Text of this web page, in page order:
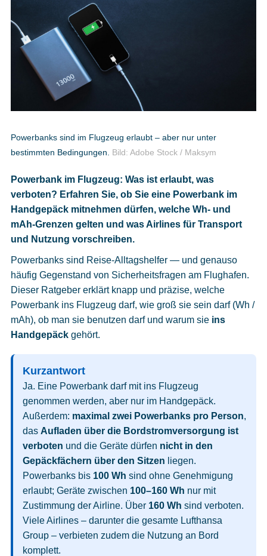
Impressum
Datenschutz
Cookies
Datenschutzeinstellungen
Powerbanks sind im Flugzeug erlaubt – aber nur unter
bestimmten Bedingungen.
Bild: Adobe Stock / Maksym
Powerbank im Flugzeug: Was ist erlaubt, was
verboten? Erfahren Sie, ob Sie eine Powerbank im
Handgepäck mitnehmen dürfen, welche Wh- und
mAh-Grenzen gelten und was Airlines für Transport
und Nutzung vorschreiben.
Powerbanks sind Reise-Alltagshelfer — und genauso
häufig Gegenstand von Sicherheitsfragen am Flughafen.
Dieser Ratgeber erklärt knapp und präzise, welche
Powerbank ins Flugzeug darf, wie groß sie sein darf (Wh /
mAh), ob man sie benutzen darf und warum sie ins
Handgepäckgehört.
Kurzantwort
Ja. Eine Powerbank darf mit ins Flugzeug
genommen werden, aber nur im Handgepäck.
Außerdem: maximal zwei Powerbanks pro Person,
das Aufladen über die Bordstromversorgung ist
verboten und die Geräte dürfen nicht in den
Gepäckfächern über den Sitzen liegen.
Powerbanks bis 100 Wh sind ohne Genehmigung
erlaubt; Geräte zwischen 100–160 Wh nur mit
Zustimmung der Airline. Über 160 Wh sind verboten.
Viele Airlines – darunter die gesamte Lufthansa
Group – verbieten zudem die Nutzung an Bord
komplett.